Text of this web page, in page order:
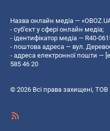
Назва онлайн медіа —
- суб'єкт у сфері онлайн медіа;
- ідентифікатор медіа — R40-
- поштова адреса — вул.
- адреса електронної пошти —
585 46 20
© 2026 Всі права захищені,